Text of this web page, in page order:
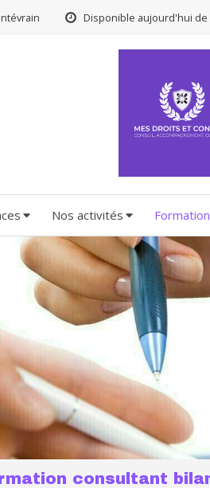
Disponible aujourd'hui de
Nos activités
consultant